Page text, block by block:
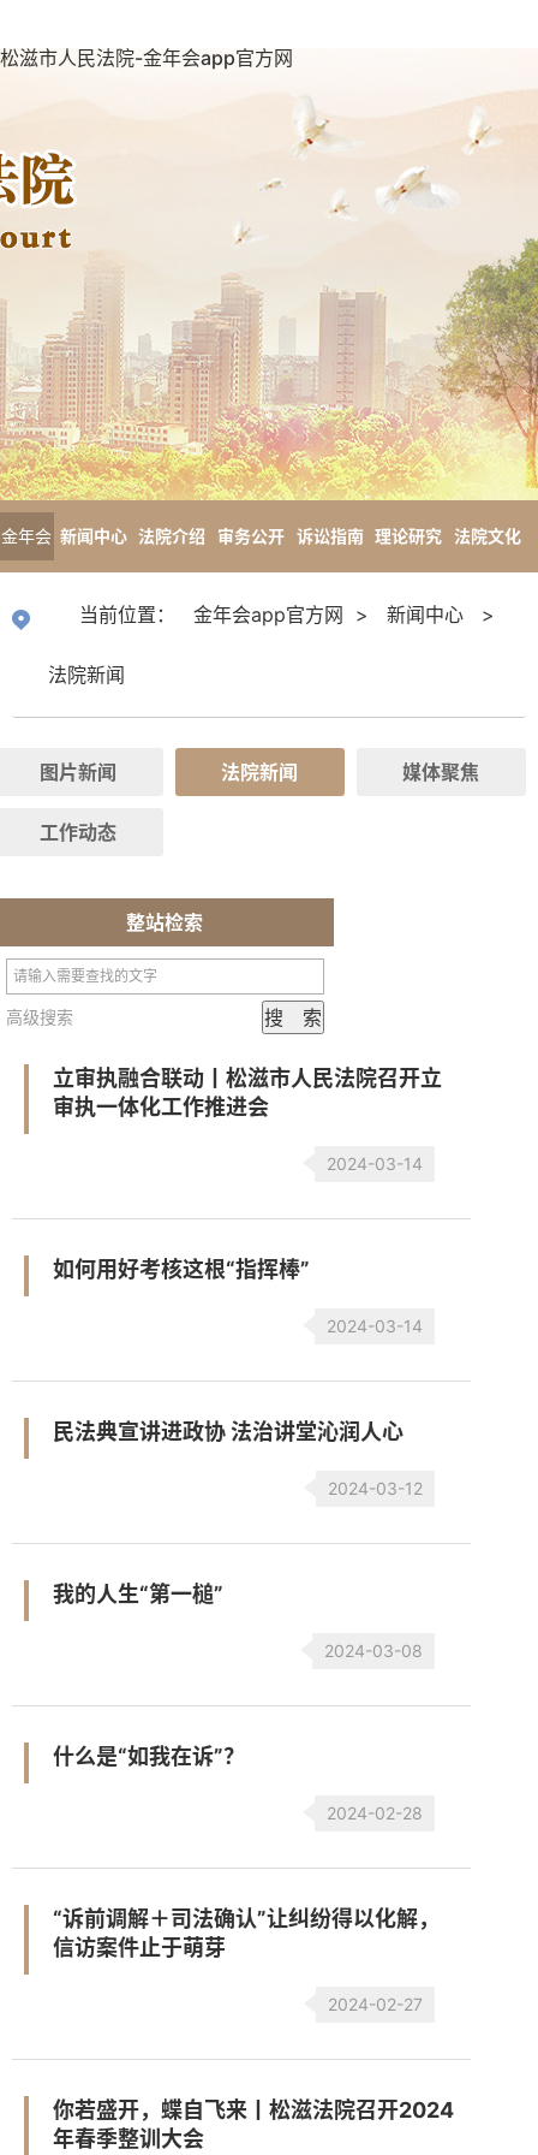
松滋市人民法院-金年会app官方网
金年会
方网
新闻中心 法院介绍 审务公开 诉讼指南 理论研究 法院文化
当前位置： 金年会app官方网 > 新闻中心 >
法院新闻
图片新闻 法院新闻 媒体聚焦
工作动态
整站检索
高级搜索
立审执融合联动丨松滋市人民法院召开立
审执一体化工作推进会
2024-03-14
如何用好考核这根“指挥棒”
2024-03-14
民法典宣讲进政协 法治讲堂沁润人心
2024-03-12
我的人生“第一槌”
2024-03-08
什么是“如我在诉”？
2024-02-28
“诉前调解＋司法确认”让纠纷得以化解，
信访案件止于萌芽
2024-02-27
你若盛开，蝶自飞来丨松滋法院召开2024
年春季整训大会